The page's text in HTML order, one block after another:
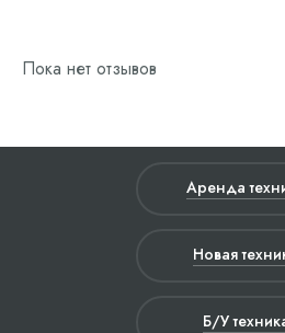
Пока нет отзывов
Аренда
Новая
Б/У